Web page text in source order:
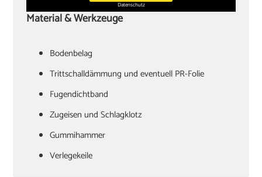
Datenschutz
Material & Werkzeuge
Bodenbelag
Trittschalldämmung und eventuell PR-Folie
Fugendichtband
Zugeisen und Schlagklotz
Gummihammer
Verlegekeile